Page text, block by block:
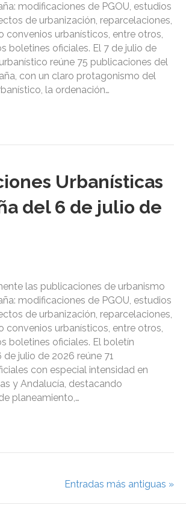
modificaciones de PGOU, estudios
de urbanización, reparcelaciones,
convenios urbanísticos, entre otros,
boletines oficiales. El 7 de julio de
reúne 75 publicaciones del
con un claro protagonismo del
la ordenación…
Urbanísticas
del 6 de julio de
las publicaciones de urbanismo
modificaciones de PGOU, estudios
de urbanización, reparcelaciones,
convenios urbanísticos, entre otros,
boletines oficiales. El boletín
julio de 2026 reúne 71
con especial intensidad en
y Andalucía, destacando
planeamiento,…
Entradas más antiguas »